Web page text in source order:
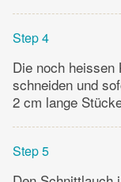
Step 4
Die noch
schneiden und
2 cm lange
Step 5